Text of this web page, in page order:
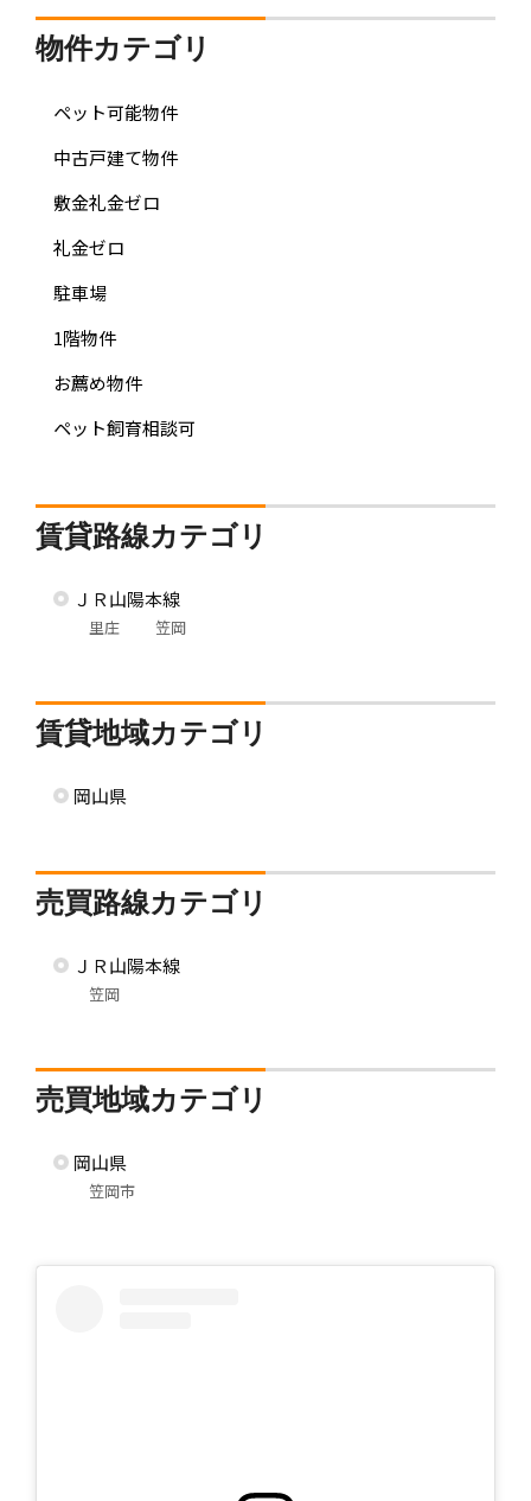
物件カテゴリ
ペット可能物件
中古戸建て物件
敷金礼金ゼロ
礼金ゼロ
駐車場
1階物件
お薦め物件
ペット飼育相談可
賃貸路線カテゴリ
ＪＲ山陽本線
里庄 笠岡
賃貸地域カテゴリ
岡山県
売買路線カテゴリ
ＪＲ山陽本線
笠岡
売買地域カテゴリ
岡山県
笠岡市